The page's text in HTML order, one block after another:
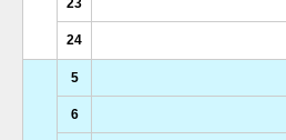
23
24
5
6